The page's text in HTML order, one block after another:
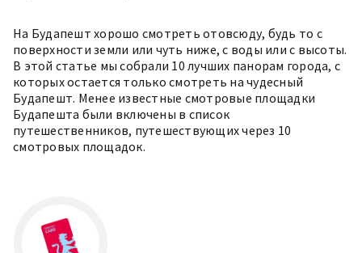
На Будапешт хорошо смотреть отовсюду, будь то с
поверхности земли или чуть ниже, с воды или с высоты.
В этой статье мы собрали 10 лучших панорам города, с
которых остается только смотреть на чудесный
Будапешт. Менее известные смотровые площадки
Будапешта были включены в список
путешественников, путешествующих через 10
смотровых площадок.